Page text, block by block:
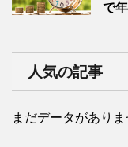
で
人気の記事
まだデータがありま